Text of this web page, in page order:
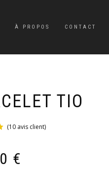
À PROPOS CONTACT
TIO
(10avis client)
€